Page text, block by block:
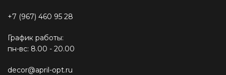
+7 (967) 460 95 28
График работы:
пн-вс: 8.00 - 20.00
decor@april-opt.ru